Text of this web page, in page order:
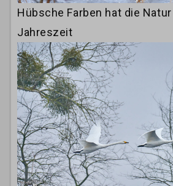
Hübsche Farben hat die
Jahreszeit